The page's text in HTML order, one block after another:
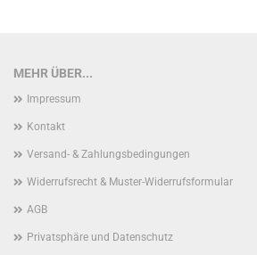
MEHR ÜBER...
Impressum
Kontakt
Versand- & Zahlungsbedingungen
Widerrufsrecht & Muster-Widerrufsformular
AGB
Privatsphäre und Datenschutz